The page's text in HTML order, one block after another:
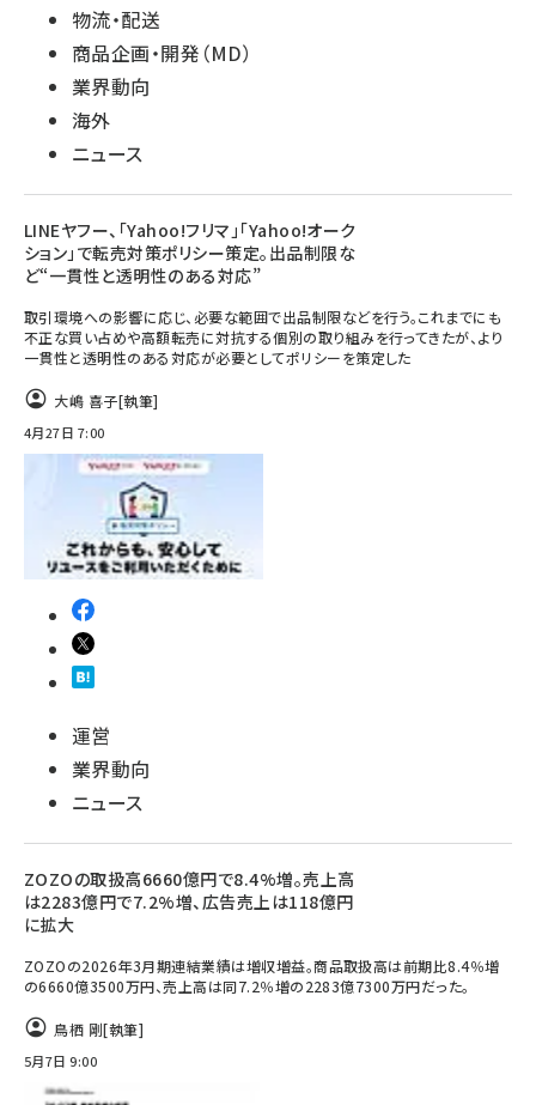
物流・配送
商品企画・開発（MD）
業界動向
海外
ニュース
LINEヤフー、「Yahoo!フリマ」「Yahoo!オーク
ション」で転売対策ポリシー策定。出品制限な
ど“一貫性と透明性のある対応”
取引環境への影響に応じ、必要な範囲で出品制限などを行う。これまでにも
不正な買い占めや高額転売に対抗する個別の取り組みを行ってきたが、より
一貫性と透明性のある対応が必要としてポリシーを策定した
大嶋 喜子[執筆]
4月27日 7:00
運営
業界動向
ニュース
ZOZOの取扱高6660億円で8.4%増。売上高
は2283億円で7.2%増、広告売上は118億円
に拡大
ZOZOの2026年3月期連結業績は増収増益。商品取扱高は前期比8.4％増
の6660億3500万円、売上高は同7.2％増の2283億7300万円だった。
鳥栖 剛[執筆]
5月7日 9:00